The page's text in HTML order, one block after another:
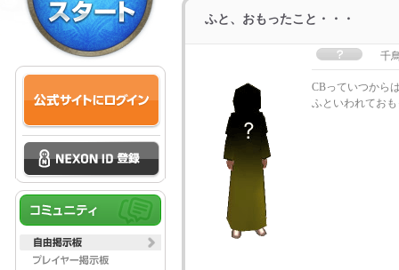
ふと、おもったこと・・・
千
CBっていつから
ふといわれてお